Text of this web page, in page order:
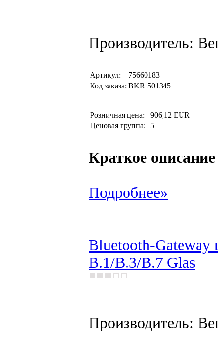
Производитель:
Артикул:
75660183
Код заказа: BKR-501345
Розничная цена:
906,12 EUR
Ценовая группа:
5
Краткое описание
Подробнее»
Bluetooth-Gateway
B.1/B.3/B.7 Glas
Производитель: